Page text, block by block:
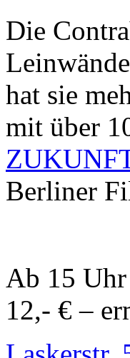
Die
hat sie
mit über
Berliner
Ab 15
12,- € –